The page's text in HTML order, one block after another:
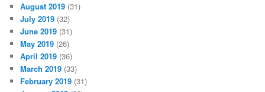
August 2019 (31)
July 2019 (32)
June 2019 (31)
May 2019 (26)
April 2019 (36)
March 2019 (33)
February 2019 (31)